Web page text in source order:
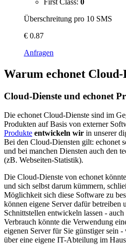
First Class: 0
Überschreitung pro 10 SMS
€ 0.87
Anfragen
Warum echonet Cloud-
Cloud-Dienste und echonet
Die echonet Cloud-Dienste sind im
Produkten auf Basis von externer
Produkte entwickeln wir in unserer
Bei den Cloud-Diensten gilt: echonet
und bei manchen Diensten auch den
(zB. Webseiten-Statistik).
Die Cloud-Dienste von echonet
und sich selbst darum kümmern,
Möglichkeit sich diese Software zu
können eigene Server dafür betreiben
Schnittstellen entwickeln lassen -
Verbrauch könnte die Verwendung
eigenen Server für Sie günstiger sein
über eine eigene IT-Abteilung im